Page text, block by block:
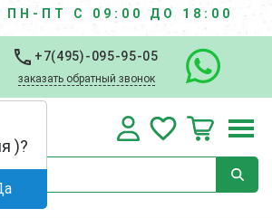
ПН-ПТ С 09:00 ДО 18:00
+7(495)-095-95-05
заказать обратный звонок
)?